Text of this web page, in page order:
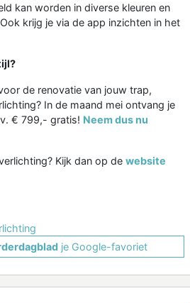
kan worden in diverse kleuren en
krijg je via de app inzichten in het
de renovatie van jouw trap,
In de maand mei ontvang je
€ 799,- gratis! Neem dus nu
Kijk dan op de website
je Google-favoriet